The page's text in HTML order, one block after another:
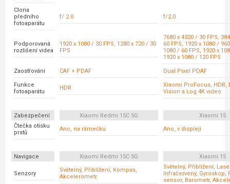
Clona
předního
fotoaparátu
f/ 2.0 f/2.0
Podporovaná
rozlišení videa
1920 x 1080 / 30 FPS, 1280 x 720 / 30
FPS
7680 x 4320 / 30 FPS,
60 FPS, 1920 x 1080 /
1080 / 60 FPS, 1920 x
1920 x 1080 / 120 FPS
Zaostřování CAF + PDAF Dual Pixel PDAF
Funkce
fotoaparátu
HDR
Xiaomi ProFocus, HDR,
Vision a Log 4K video
Zabezpečení Xiaomi Redmi 15C 5G
Xiaomi 15
Čtečka otisku
prstů
Ano, na rámečku Ano, v displeji
Navigace Xiaomi Redmi 15C 5G Xiaomi 15
Senzory
Světelný, Přiblížení, Kompas,
Akcelerometr
Světelný, Přiblížení,
Infračervený, Gyroskop,
sensor, Barometr,